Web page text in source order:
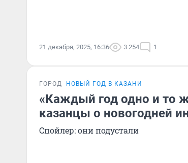
21 декабря, 2025, 16:36 3 254 1
ГОРОД НОВЫЙ ГОД В КАЗАНИ
«Каждый год одно и то
казанцы о новогодней
Спойлер: они подустали